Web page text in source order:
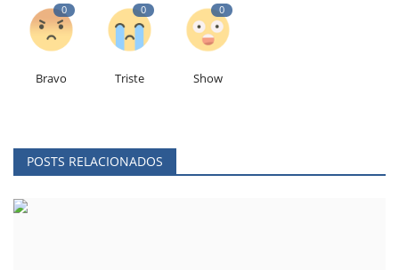
0
Bravo
0
Triste
0
Show
POSTS RELACIONADOS